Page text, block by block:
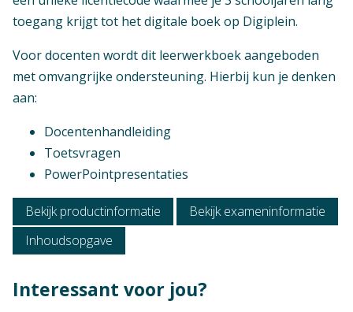
toegang krijgt tot het digitale boek op Digiplein.
Voor docenten wordt dit leerwerkboek aangeboden
met omvangrijke ondersteuning. Hierbij kun je denken
aan:
Docentenhandleiding
Toetsvragen
PowerPointpresentaties
Bekijk productinformatie
Bekijk exameninformatie
Inhoudsopgave
Interessant voor jou?